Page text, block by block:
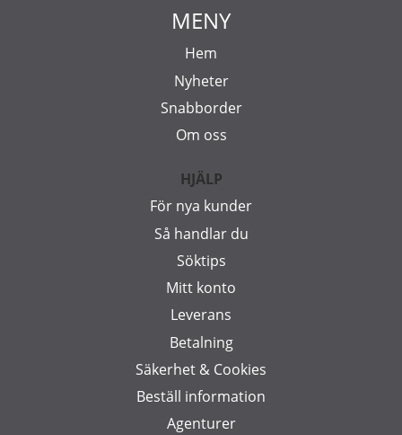
MENY
Hem
Nyheter
Snabborder
Om oss
HJÄLP
För nya kunder
Så handlar du
Söktips
Mitt konto
Leverans
Betalning
Säkerhet & Cookies
Beställ information
Agenturer